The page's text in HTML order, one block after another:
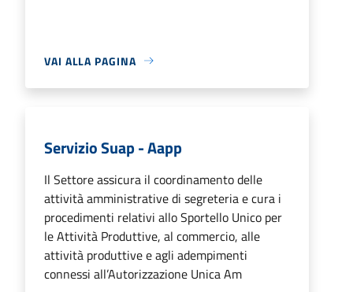
VAI ALLA PAGINA
Servizio Suap - Aapp
Il Settore assicura il coordinamento delle
attività amministrative di segreteria e cura i
procedimenti relativi allo Sportello Unico per
le Attività Produttive, al commercio, alle
attività produttive e agli adempimenti
connessi all’Autorizzazione Unica Am